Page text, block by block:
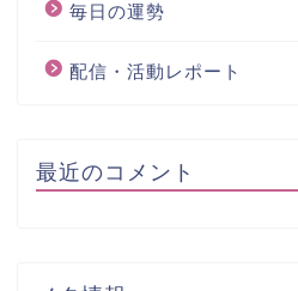
毎日の運勢
配信・活動レポート
最近のコメント